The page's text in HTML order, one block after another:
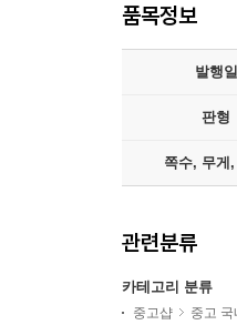
품목정보
발행일
판형
쪽수, 무게,
관련분류
카테고리 분류
중고샵 중고 국